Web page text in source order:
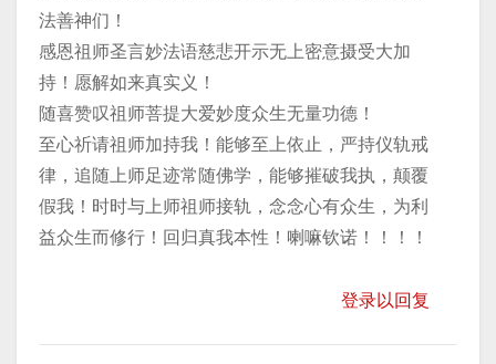
法善神们！
感恩祖师圣言妙法语慈悲开示无上密意摄受大加
持！愿解如来真实义！
随喜赞叹祖师菩提大爱妙度众生无量功德！
至心祈请祖师加持我！能够至上依止，严持仪轨戒
律，追随上师足迹常随佛学，能够摧破我执，颠覆
假我！时时与上师祖师接轨，念念心有众生，为利
益众生而修行！回归真我本性！喇嘛钦诺！！！！
登录以回复